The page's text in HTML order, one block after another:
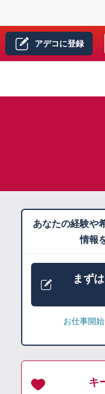
アデコに登録
あなたの経験や
情報
まず
お仕事開
キ